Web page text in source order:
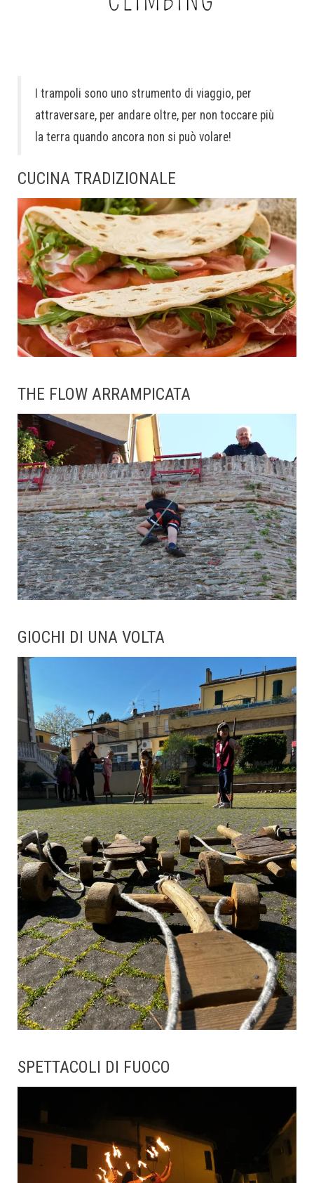
I trampoli sono uno strumento di viaggio, per
attraversare, per andare oltre, per non toccare più
la terra quando ancora non si può volare!
CUCINA TRADIZIONALE
THE FLOW ARRAMPICATA
GIOCHI DI UNA VOLTA
SPETTACOLI DI FUOCO